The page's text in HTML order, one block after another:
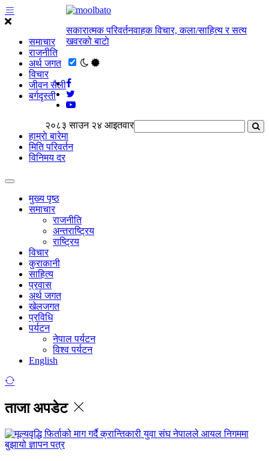
समाचार
राजनीति
अर्थ जगत
विचार
जीवन सैली
बर्गदृस्ती
सकारात्मक परिवर्तनवाहक विचार, कला/साहित्य र सत्य
खवरको बाटाे
२०८३ साउन २४ आइतवार
हाम्राे बारेमा
मिति परिवर्तन
विनिमय दर
मुख्य पृष्ठ
समाचार
राजनीति
अन्तराष्ट्रिय
राष्ट्रिय
विचार
कुराकानी
साहित्य
प्रवास
अर्थ जगत
खेलजगत
प्रविधि
पर्यटन
नेपाल पर्यटन
विश्व पर्यटन
English
ताजा अपडेट